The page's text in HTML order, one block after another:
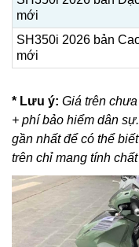
mới
SH350i 2026 bản
mới
* Lưu ý: Giá trên
+ phí bảo hiểm dân
gần nhất để có thể
trên chỉ mang tính